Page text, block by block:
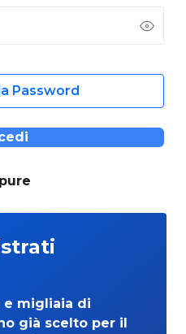
Password
e migliaia di
già scelto per il